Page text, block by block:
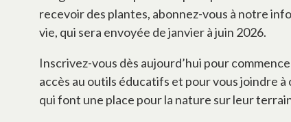
recevoir des plantes, abonnez-vous à notre
vie, qui sera envoyée de janvier à juin 2026.
Inscrivez-vous dès aujourd’hui pour
accès au outils éducatifs et pour vous joindre à
qui font une place pour la nature sur leur